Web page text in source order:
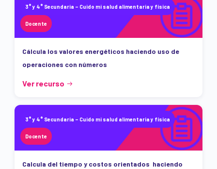
3° y 4° Secundaria – Cuido mi salud alimentaria y física
Docente
Cálcula los valores energéticos haciendo uso de
operaciones con números
Ver recurso
3° y 4° Secundaria – Cuido mi salud alimentaria y física
Docente
Calcula del tiempo y costos orientados haciendo